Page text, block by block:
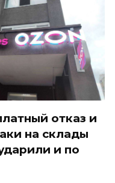
отказ и
на склады
и по